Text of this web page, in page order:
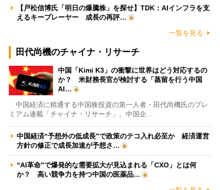
【戸松信博氏「明日の爆騰株」を探せ】TDK：AIインフラを支
えるキープレーヤー 成長の再評…
一覧を見る
田代尚機のチャイナ・リサーチ
中国「Kimi K3」の衝撃に世界はどう対応するの
か？ 米財務長官が検討する「蒸留を行う中国
AI…
中国経済に精通する中国株投資の第一人者・田代尚機氏のプレ
ミアム連載「チャイナ・リサーチ」。中国企…
中国経済“予想外の低成長”で政策のテコ入れ必至か 経済運営
方針の修正で成長加速が予想さ…
“AI革命”で爆発的な需要拡大が見込まれる「CXO」とは何
か？ 高い競争力を持つ中国の医薬品…